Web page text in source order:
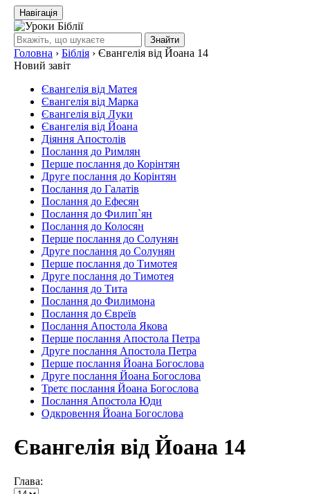
Навігація
Знайти
Головна › Біблія › Євангелія від Йоана 14
Новий завіт
Євангелія від Матея
Євангелія від Марка
Євангелія від Луки
Євангелія від Йоана
Діяння Апостолів
Послання до Римлян
Перше послання до Корінтян
Друге послання до Корінтян
Послання до Галатів
Послання до Ефесян
Послання до Филип`ян
Послання до Колосян
Перше послання до Солунян
Друге послання до Солунян
Перше послання до Тимотея
Друге послання до Тимотея
Послання до Тита
Послання до Филимона
Послання до Євреїв
Послання Апостола Якова
Перше послання Апостола Петра
Друге послання Апостола Петра
Перше послання Йоана Богослова
Друге послання Йоана Богослова
Третє послання Йоана Богослова
Послання Апостола Юди
Одкровення Йоана Богослова
Євангелія від Йоана 14
Глава: